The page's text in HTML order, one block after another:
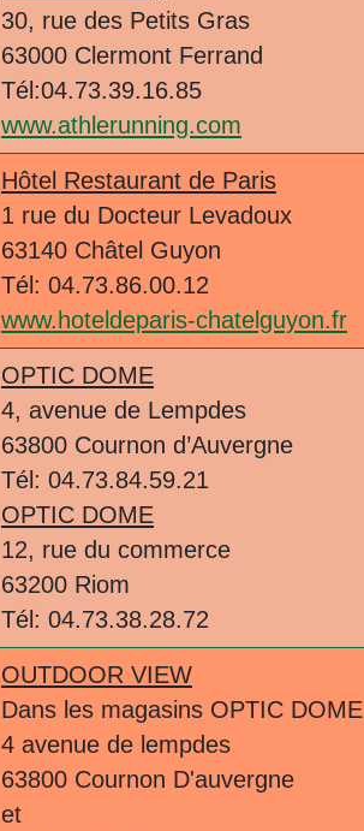
30, rue des Petits Gras
63000 Clermont Ferrand
Tél:04.73.39.16.85
www.athlerunning.com
Hôtel Restaurant de Paris
1 rue du Docteur Levadoux
63140 Châtel Guyon
Tél: 04.73.86.00.12
www.hoteldeparis-chatelguyon.fr
OPTIC DOME
4, avenue de Lempdes
63800 Cournon d’Auvergne
Tél: 04.73.84.59.21
OPTIC DOME
12, rue du commerce
63200 Riom
Tél: 04.73.38.28.72
OUTDOOR VIEW
Dans les magasins OPTIC DOME
4 avenue de lempdes
63800 Cournon D'auvergne
et